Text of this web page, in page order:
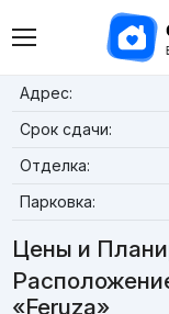
Адрес:
Срок сдачи:
Отделка:
Парковка:
Цены и
«Feruza»